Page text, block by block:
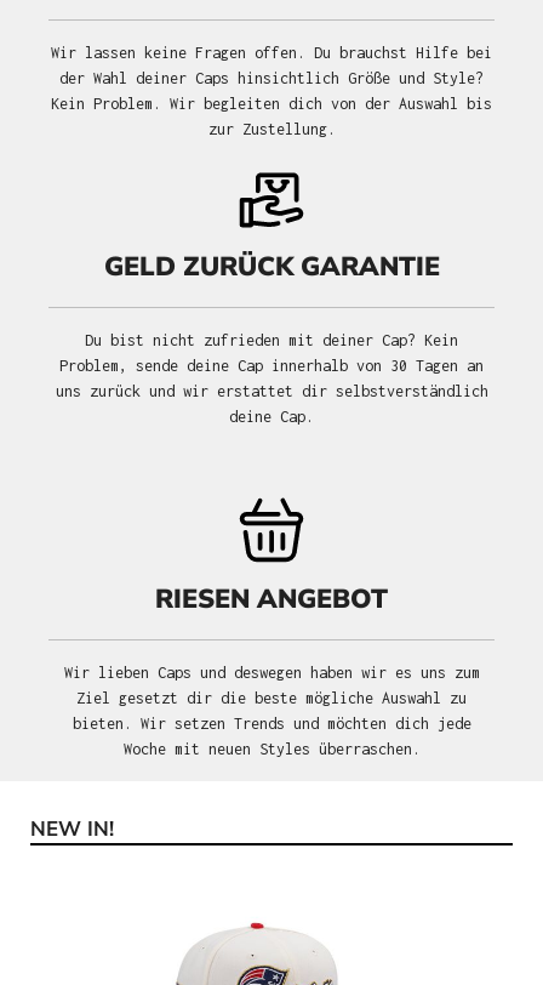
Wir lassen keine Fragen offen. Du brauchst Hilfe bei
der Wahl deiner Caps hinsichtlich Größe und Style?
Kein Problem. Wir begleiten dich von der Auswahl bis
zur Zustellung.
GELD ZURÜCK GARANTIE
Du bist nicht zufrieden mit deiner Cap? Kein
Problem, sende deine Cap innerhalb von 30 Tagen an
uns zurück und wir erstattet dir selbstverständlich
deine Cap.
RIESEN ANGEBOT
Wir lieben Caps und deswegen haben wir es uns zum
Ziel gesetzt dir die beste mögliche Auswahl zu
bieten. Wir setzen Trends und möchten dich jede
Woche mit neuen Styles überraschen.
Produktgalerie überspringen
NEW IN!